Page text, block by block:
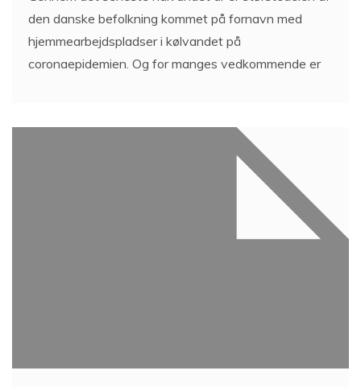
den danske befolkning kommet på fornavn med
hjemmearbejdspladser i kølvandet på
coronaepidemien. Og for manges vedkommende er